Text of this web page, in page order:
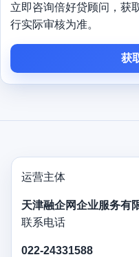
立即咨询倍好贷顾问，获
行实际审核为准。
获
运营主体
天津融企网企业服务有
联系电话
022-24331588